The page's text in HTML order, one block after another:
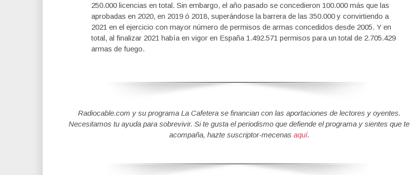
250.000 licencias en total. Sin embargo, el año pasado se concedieron 100.000 más que las
aprobadas en 2020, en 2019 ó 2018, superándose la barrera de las 350.000 y convirtiendo a
2021 en el ejercicio con mayor número de permisos de armas concedidos desde 2005. Y en
total, al finalizar 2021 había en vigor en España 1.492.571 permisos para un total de 2.705.429
armas de fuego.
Radiocable.com y su programa La Cafetera se financian con las aportaciones de lectores y oyentes.
Necesitamos tu ayuda para sobrevivir. Si te gusta el periodismo que defiende el programa y sientes que te
acompaña, hazte suscriptor-mecenas aquí.